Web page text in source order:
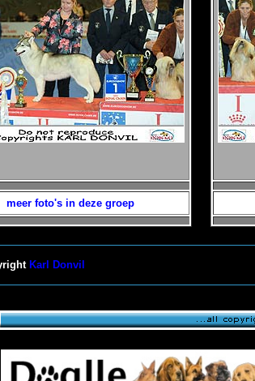
meer foto's in deze groep
Karl Donvil